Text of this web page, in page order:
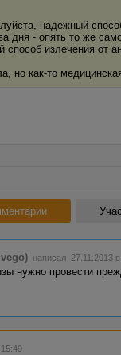
надежный
дня - опять то же
способ излечения от
но как-то
написал 27.11.2013
нужно провести